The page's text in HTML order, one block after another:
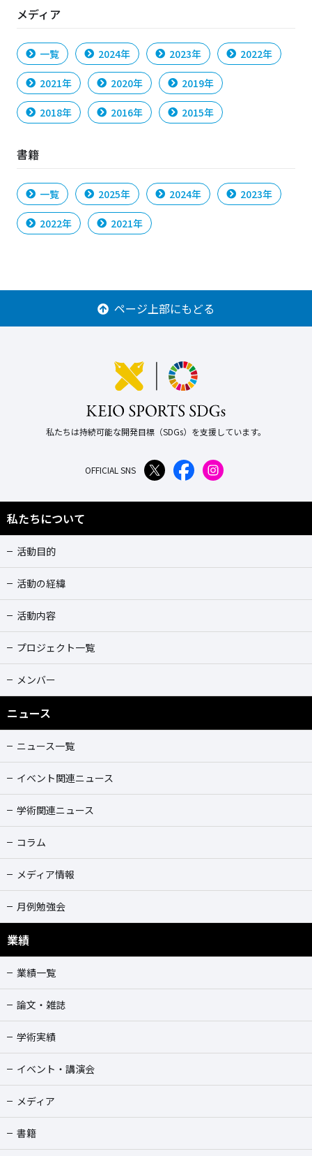
メディア
一覧 2024年 2023年 2022年
2021年 2020年 2019年
2018年 2016年 2015年
書籍
一覧 2025年 2024年 2023年
2022年 2021年
ページ上部にもどる
私たちは持続可能な開発目標（SDGs）を支援しています。
OFFICIAL SNS
私たちについて
活動目的
活動の経緯
活動内容
プロジェクト一覧
メンバー
ニュース
ニュース一覧
イベント関連ニュース
学術関連ニュース
コラム
メディア情報
月例勉強会
業績
業績一覧
論文・雑誌
学術実績
イベント・講演会
メディア
書籍